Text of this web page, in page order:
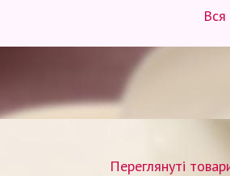
Вся
Переглянуті